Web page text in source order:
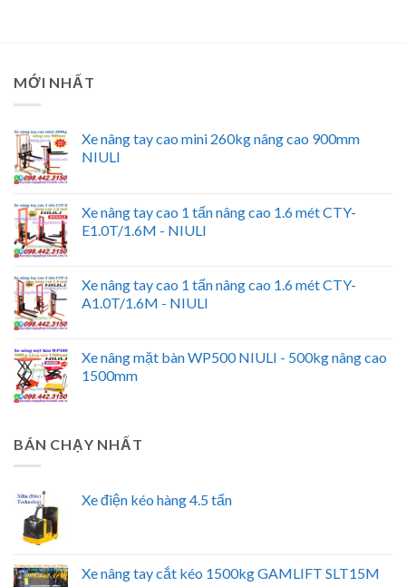
MỚI NHẤT
Xe nâng tay cao mini 260kg nâng cao 900mm
NIULI
Xe nâng tay cao 1 tấn nâng cao 1.6 mét CTY-
E1.0T/1.6M - NIULI
Xe nâng tay cao 1 tấn nâng cao 1.6 mét CTY-
A1.0T/1.6M - NIULI
Xe nâng mặt bàn WP500 NIULI - 500kg nâng cao
1500mm
BÁN CHẠY NHẤT
Xe điện kéo hàng 4.5 tấn
Xe nâng tay cắt kéo 1500kg GAMLIFT SLT15M